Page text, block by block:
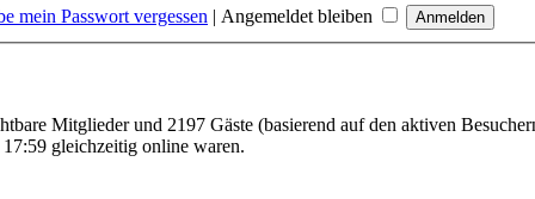
mein Passwort vergessen | Angemeldet bleiben
Mitglieder und 2197 Gäste (basierend auf den aktiven
gleichzeitig online waren.